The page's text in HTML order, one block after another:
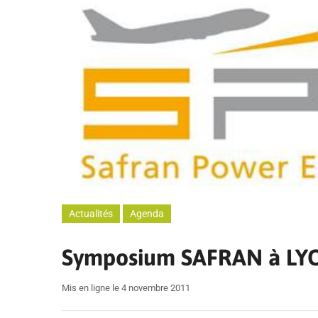
Actualités Agenda
Symposium SAFRAN à
Mis en ligne le 4 novembre 2011